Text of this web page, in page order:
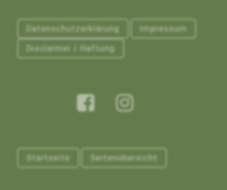
Datenschutzerklärung Impressum
Disclaimer / Haftung
Startseite Seitenübersicht